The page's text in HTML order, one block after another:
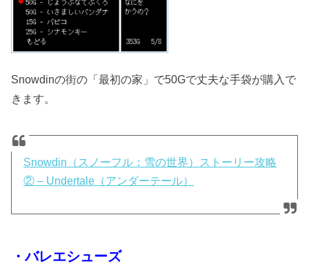
Snowdinの街の「最初の家」で50Gで丈夫な手袋が購入で
きます。
Snowdin（スノーフル：雪の世界）ストーリー攻略
② – Undertale（アンダーテール）
・バレエシューズ